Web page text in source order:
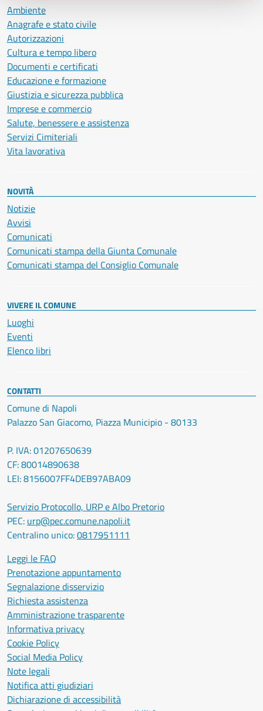
Ambiente
Anagrafe e stato civile
Autorizzazioni
Cultura e tempo libero
Documenti e certificati
Educazione e formazione
Giustizia e sicurezza pubblica
Imprese e commercio
Salute, benessere e assistenza
Servizi Cimiteriali
Vita lavorativa
NOVITÀ
Notizie
Avvisi
Comunicati
Comunicati stampa della Giunta Comunale
Comunicati stampa del Consiglio Comunale
VIVERE IL COMUNE
Luoghi
Eventi
Elenco libri
CONTATTI
Comune di Napoli
Palazzo San Giacomo, Piazza Municipio - 80133
P. IVA: 01207650639
CF: 80014890638
LEI: 8156007FF4DEB97ABA09
Servizio Protocollo, URP e Albo Pretorio
PEC: urp@pec.comune.napoli.it
Centralino unico:0817951111
Leggi le FAQ
Prenotazione appuntamento
Segnalazione disservizio
Richiesta assistenza
Amministrazione trasparente
Informativa privacy
Cookie Policy
Social Media Policy
Note legali
Notifica atti giudiziari
Dichiarazione di accessibilità